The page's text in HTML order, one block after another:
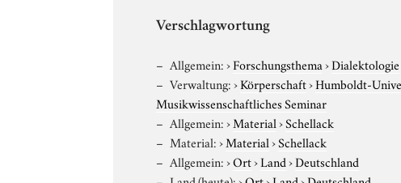
Verschlagwortung
Allgemein:›Forschungsthema›Dialektologie
Verwaltung:›Körperschaft›Humboldt-
Musikwissenschaftliches Seminar
Allgemein:›Material›Schellack
Material:›Material›Schellack
Allgemein:›Ort›Land›Deutschland